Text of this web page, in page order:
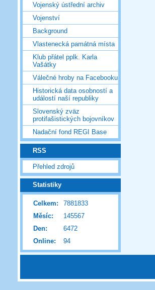
Vojenský ústřední archiv
Vojenství
Background
Vlastenecká památná místa
Klub přátel pplk. Karla
Vašátky
Válečné hroby na Facebooku
Historická data osobností a
událostí naší republiky
Slovenský zväz
protifašistických bojovníkov
Nadační fond REGI Base
RSS
Přehled zdrojů
Statistiky
Online: 94
Celkem:
7881833
Měsíc:
145567
Den:
6472